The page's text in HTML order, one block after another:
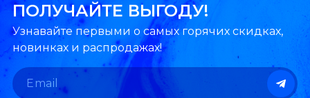
ПОЛУЧАЙТЕ ВЫГОДУ!
Узнавайте первыми о самых горячих скидках,
новинках и распродажах!